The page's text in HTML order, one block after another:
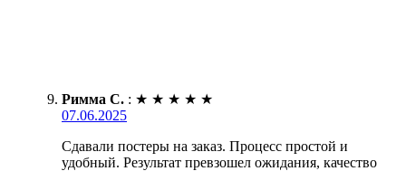
Римма С. : ★ ★ ★ ★ ★
07.06.2025
Сдавали постеры на заказ. Процесс простой и
удобный. Результат превзошел ожидания, качество